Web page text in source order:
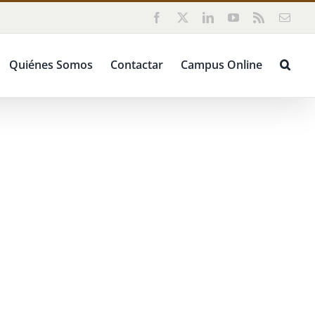
Facebook LinkedInYouTube
Rss
Quiénes Somos Contactar Campus Online